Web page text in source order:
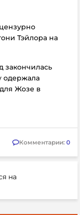
Тэйлора на
закончилась
одержала
Жозе в
Комментарии: 0
на